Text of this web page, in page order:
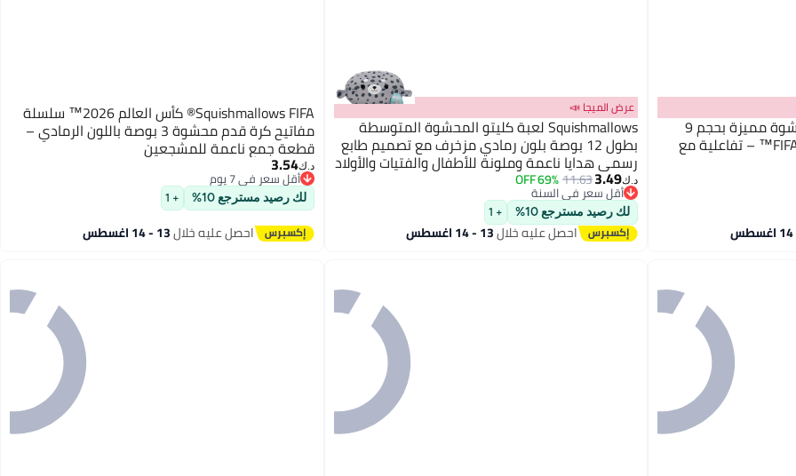
Squishmallows كرة قدم محشوة مميزة بحجم 9
إنش من كأس العالم FIFA® 2026™ – تفاعلية مع
عرض الميجا 📣
Squishmallows لعبة كليتو المحشوة المتوسطة
بطول 12 بوصة بلون رمادي مزخرف مع تصميم طابع
رسمي هدايا ناعمة وملونة للأطفال والفتيات والأولاد
يمكن غسلها ومرنة لجميع الأعمار
د.ك‏3.49
11.63
69% OFF
أقل سعر في السنة
أقل سعر في السنة
لك رصيد مسترجع 10% + 1
احصل عليه خلال13 - 14 اغسطس
Squishmallows FIFA® كأس العالم 2026™ سلسلة
مفاتيح كرة قدم محشوة 3 بوصة باللون الرمادي –
قطعة جمع ناعمة للمشجعين
د.ك‏3.54
أقل سعر في 7 يوم
أقل سعر في 7 يوم
لك رصيد مسترجع 10% + 1
احصل عليه خلال13 - 14 اغسطس